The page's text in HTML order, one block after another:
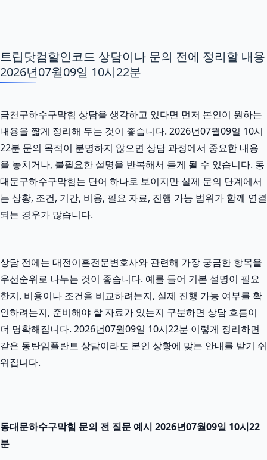
트립닷컴할인코드 상담이나 문의 전에 정리할 내용
2026년07월09일 10시22분
금천구하수구막힘 상담을 생각하고 있다면 먼저 본인이 원하는
내용을 짧게 정리해 두는 것이 좋습니다. 2026년07월09일 10시
22분 문의 목적이 분명하지 않으면 상담 과정에서 중요한 내용
을 놓치거나, 불필요한 설명을 반복해서 듣게 될 수 있습니다. 동
대문구하수구막힘는 단어 하나로 보이지만 실제 문의 단계에서
는 상황, 조건, 기간, 비용, 필요 자료, 진행 가능 범위가 함께 연결
되는 경우가 많습니다.
상담 전에는 대전이혼전문변호사와 관련해 가장 궁금한 항목을
우선순위로 나누는 것이 좋습니다. 예를 들어 기본 설명이 필요
한지, 비용이나 조건을 비교하려는지, 실제 진행 가능 여부를 확
인하려는지, 준비해야 할 자료가 있는지 구분하면 상담 흐름이
더 명확해집니다. 2026년07월09일 10시22분 이렇게 정리하면
같은 동탄임플란트 상담이라도 본인 상황에 맞는 안내를 받기 쉬
워집니다.
동대문하수구막힘 문의 전 질문 예시 2026년07월09일 10시22
분